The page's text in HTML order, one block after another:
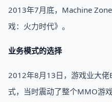
2013年7月底，Machine
戏：火力时代》。
业务模式的选择
2012年8月13日，游戏业大佬
式，当时震动了整个MMO游